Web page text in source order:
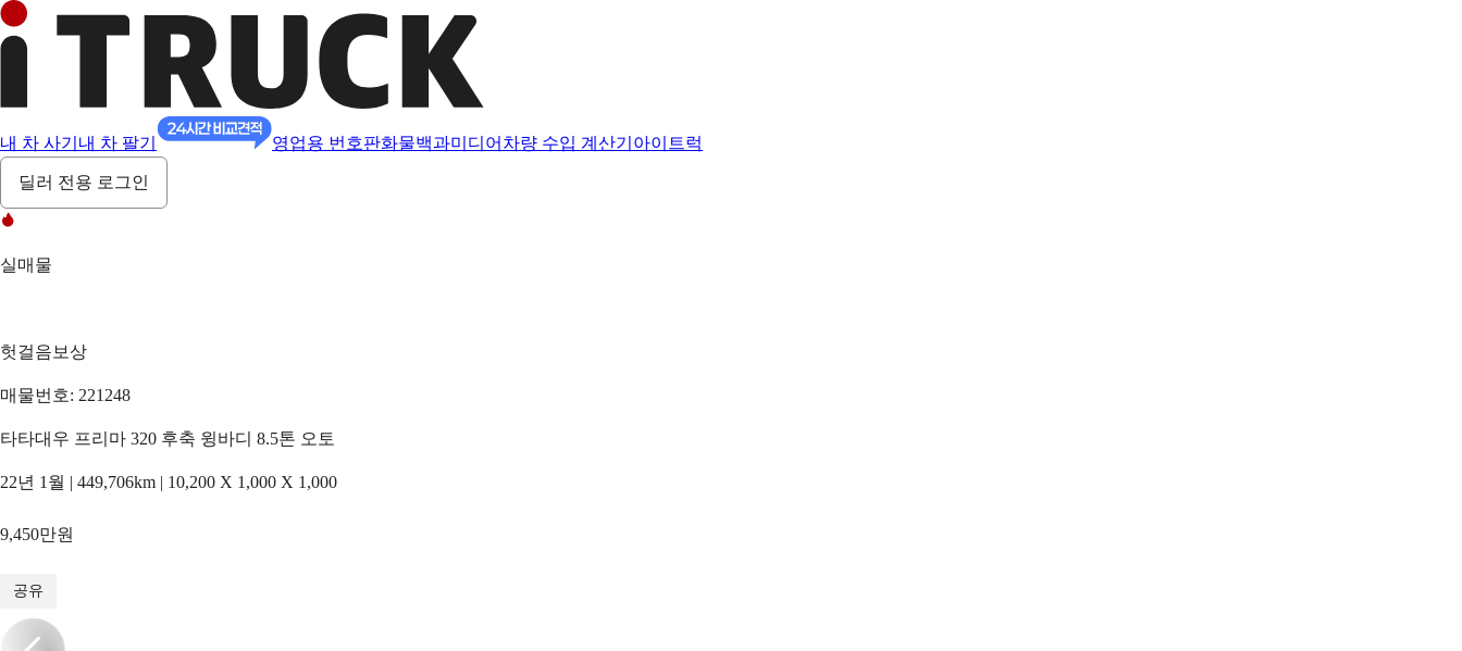
내 차 사기 내 차 팔기 영업용 번호판화물백과미디어 차량 수입 계산기 아이트럭
딜러 전용 로그인
실매물
헛걸음보상
매물번호: 221248
타타대우 프리마 320 후축 윙바디 8.5톤 오토
22년 1월 | 449,706km | 10,200 X 1,000 X 1,000
9,450만원
공유
/11